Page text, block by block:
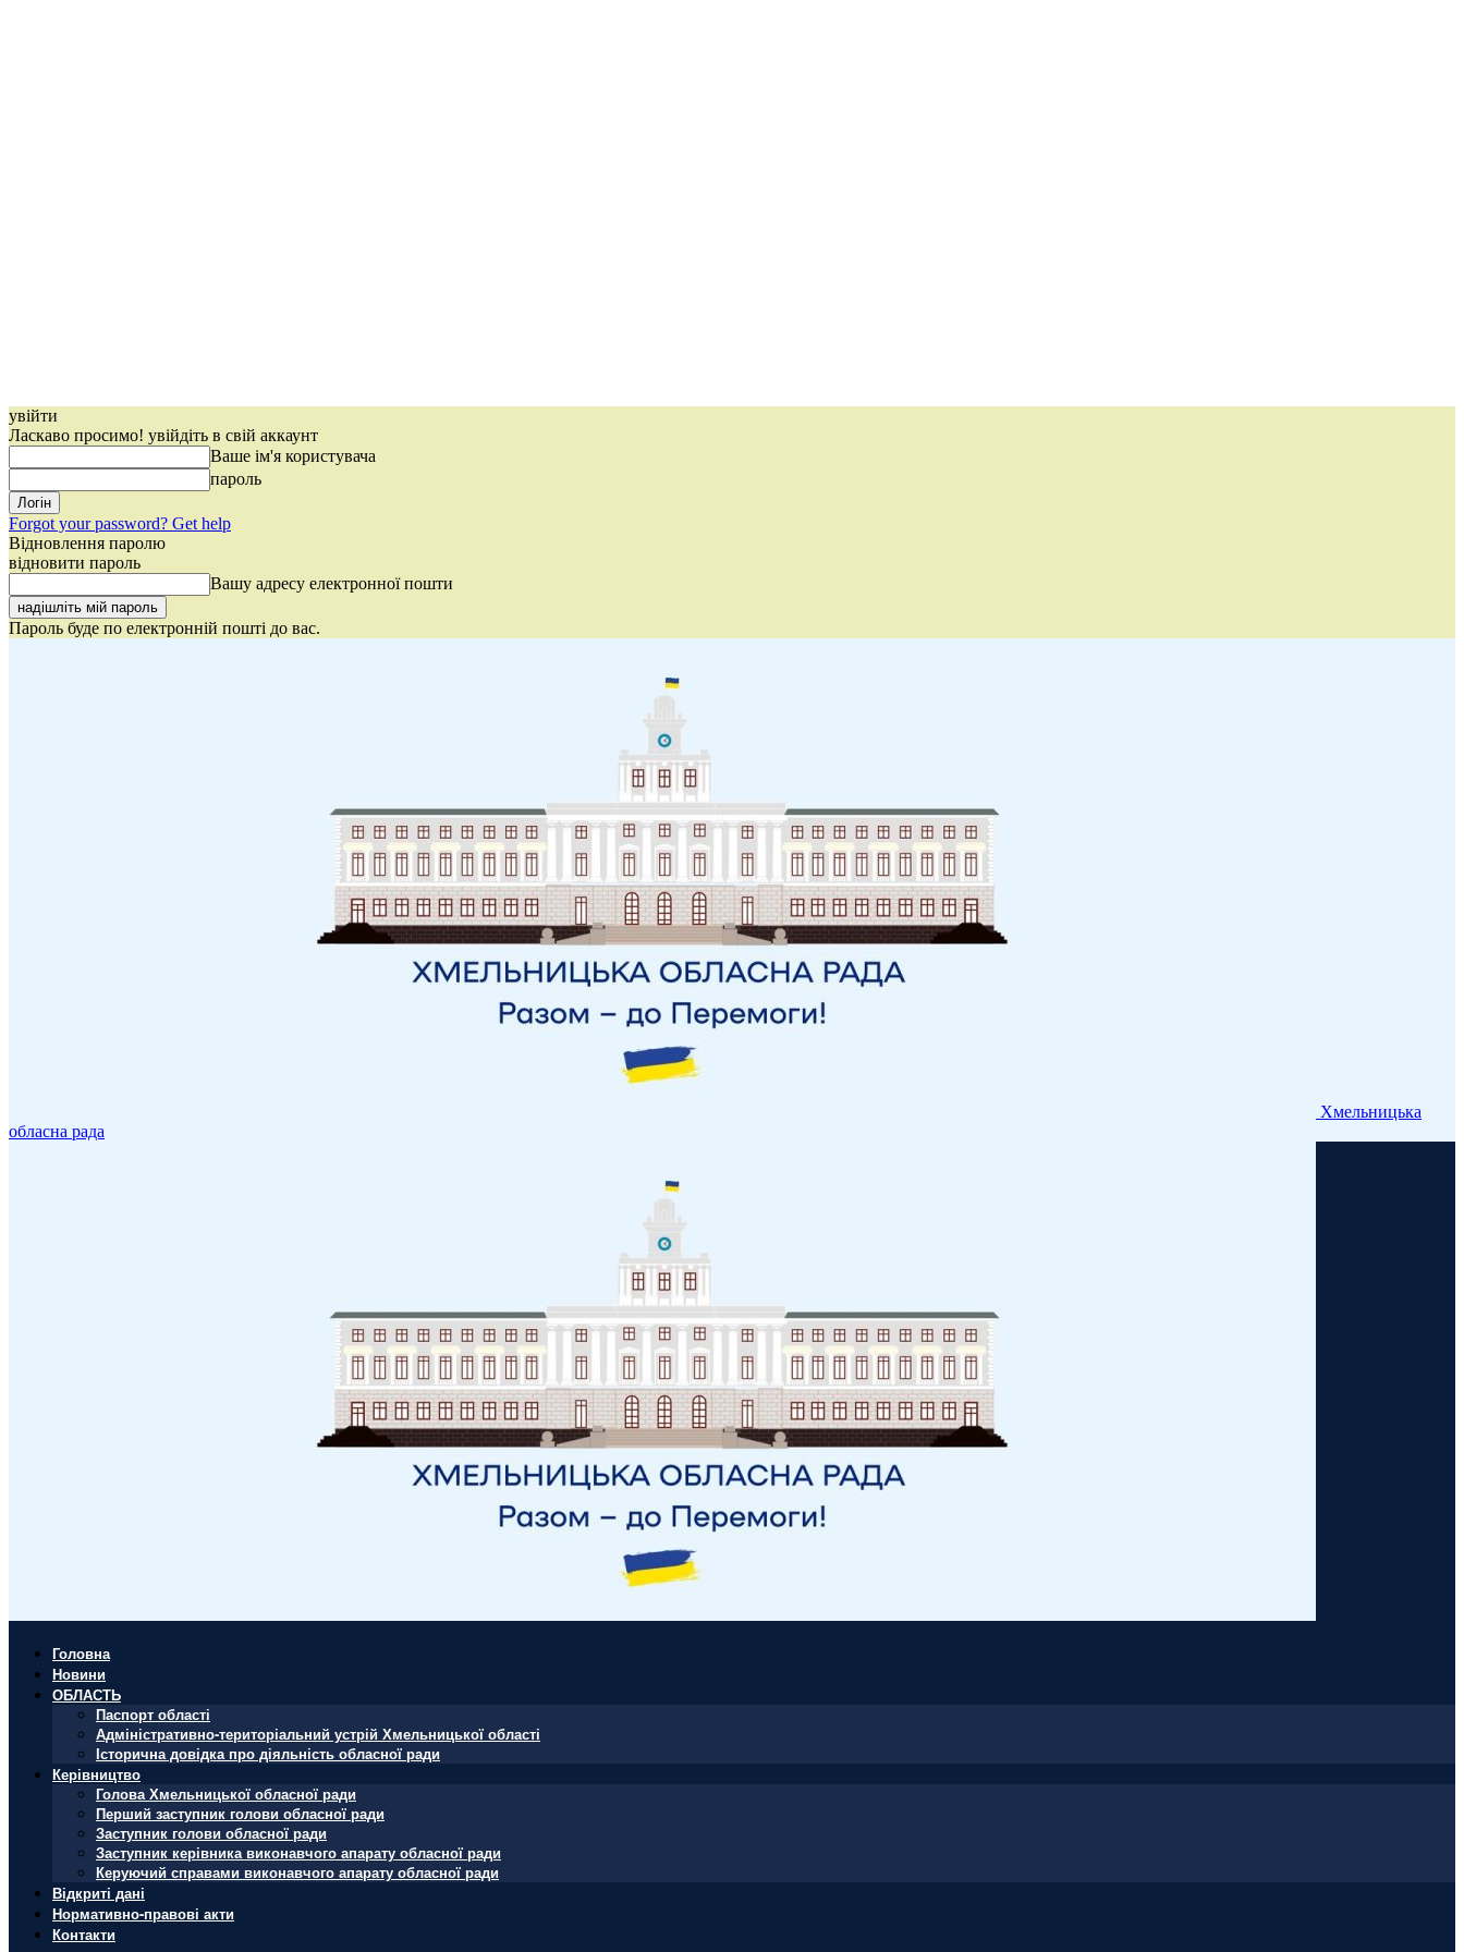
увійти
Ласкаво просимо! увійдіть в свій аккаунт
Ваше ім'я користувача
пароль
Forgot your password? Get help
Відновлення паролю
відновити пароль
Вашу адресу електронної пошти
Пароль буде по електронній пошті до вас.
Хмельницька
обласна рада
Головна
Новини
ОБЛАСТЬ
Паспорт області
Адміністративно-територіальний устрій Хмельницької області
Історична довідка про діяльність обласної ради
Керівництво
Голова Хмельницької обласної ради
Перший заступник голови обласної ради
Заступник голови обласної ради
Заступник керівника виконавчого апарату обласної ради
Керуючий справами виконавчого апарату обласної ради
Відкриті дані
Нормативно-правові акти
Контакти